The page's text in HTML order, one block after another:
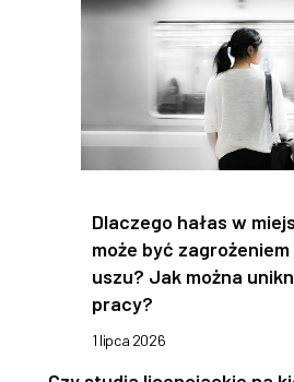
Dlaczego hałas w
może być
uszu? Jak można
pracy?
1 lipca 2026